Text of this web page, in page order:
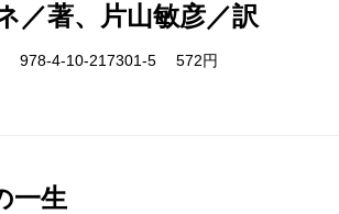
／著、片山敏彦／訳
978-4-10-217301-5 572円
一生